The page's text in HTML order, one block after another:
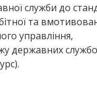
служби до
та
управління,
державних